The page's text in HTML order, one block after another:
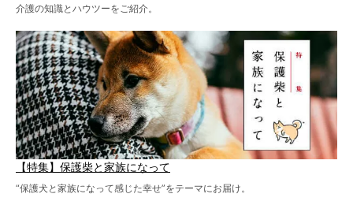
介護の知識とハウツーをご紹介。
【特集】保護柴と家族になって
“保護犬と家族になって感じた幸せ”をテーマにお届け。